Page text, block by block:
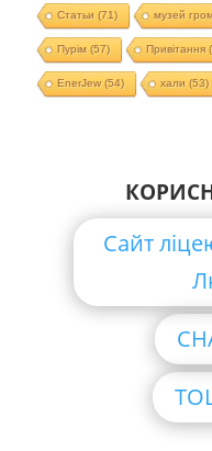
Статьи (71) музей
Пурім (57) Привітання
EnerJew(54) хали (53)
Сайт